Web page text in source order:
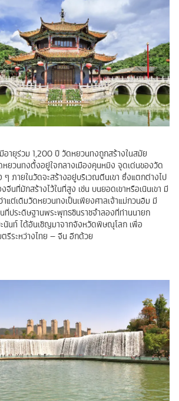
อายุร่วม 1,200 ปี วัดหยวนทงถูกสร้างในสมัย
หยวนทงตั้งอยู่ใจกลางเมืองคุนหมิง จุดเด่นของวัด
ๆ ภายในวัดจะสร้างอยู่บริเวณตีนเขา ซึ่งแตกต่างไป
จีนที่มักสร้างไว้ในที่สูง เช่น บนยอดเขาหรือเนินเขา มี
าแต่เดิมวัดหยวนทงเป็นเพียงศาลเจ้าแม่กวนอิม มี
ที่ประดิษฐานพระพุทธชินราชจำลองที่ท่านนายก
นันท์ ได้อันเชิญมาจากจังหวัดพิษณุโลก เพื่อ
รีระหว่างไทย – จีน อีกด้วย